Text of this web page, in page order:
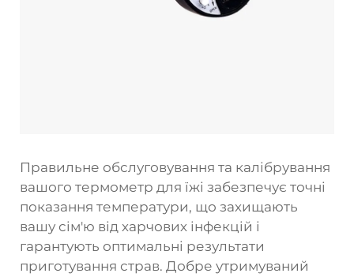
Правильне обслуговування та калібрування
вашого термометр для їжі забезпечує точні
показання температури, що захищають
вашу сім'ю від харчових інфекцій і
гарантують оптимальні результати
приготування страв. Добре утримуваний